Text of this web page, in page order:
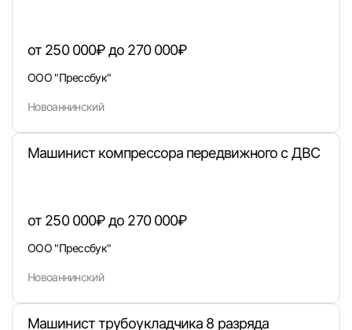
Вход в личный кабинет
E-mail или Телефон
Пароль
от 250 000₽ до 270 000₽
ООО "Прессбук"
Новоаннинский
Машинист компрессора передвижного с ДВС
от 250 000₽ до 270 000₽
ООО "Прессбук"
Новоаннинский
Машинист трубоукладчика 8 разряда